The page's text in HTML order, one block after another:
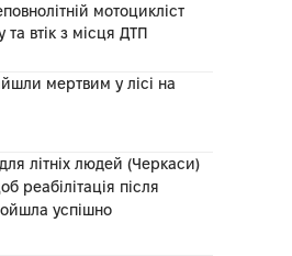
мотоцикліст
втік з місця ДТП
мертвим у лісі на
літніх людей (Черкаси)
реабілітація після
успішно